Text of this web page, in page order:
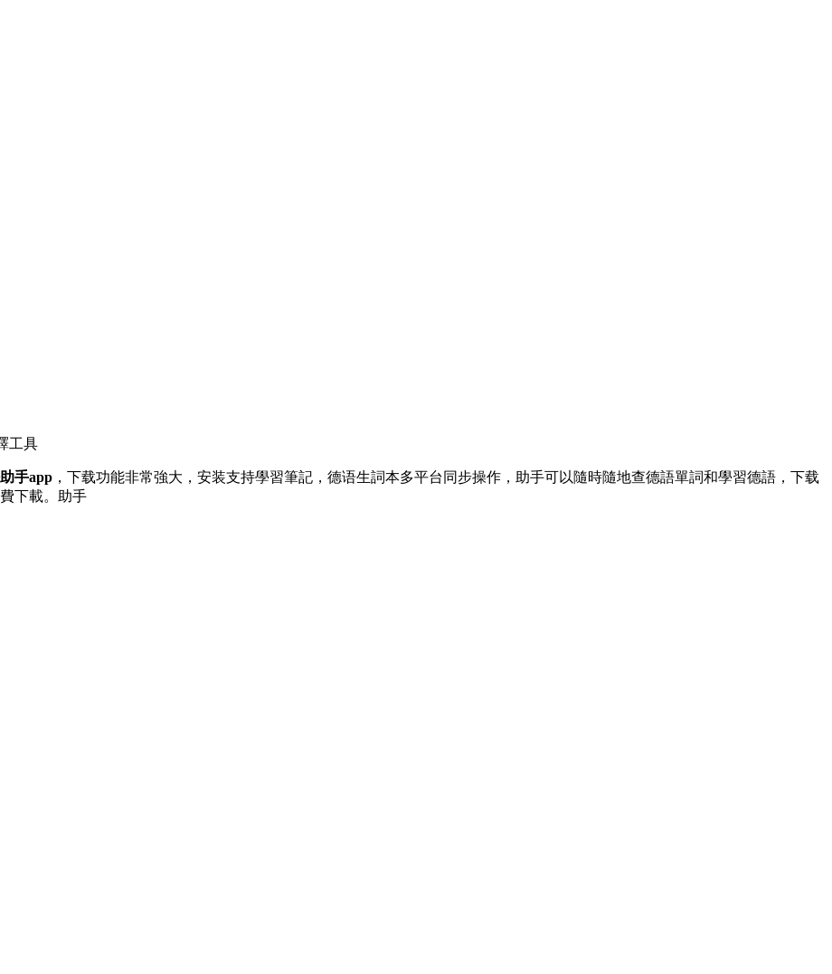
工具
手app ，下载功能非常強大，安装支持學習筆記，德语生詞本多平台同步操作，助手可以隨時隨地查德語單詞和學習德語，下载
下載。助手